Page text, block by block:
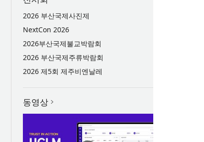
2026 부산국제사진제
NextCon 2026
2026부산국제불교박람회
2026 부산국제주류박람회
2026 제5회 제주비엔날레
동영상